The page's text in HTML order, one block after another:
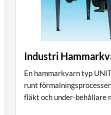
Industri
En hammarkvarn typ
runt
fläkt och under-behållare